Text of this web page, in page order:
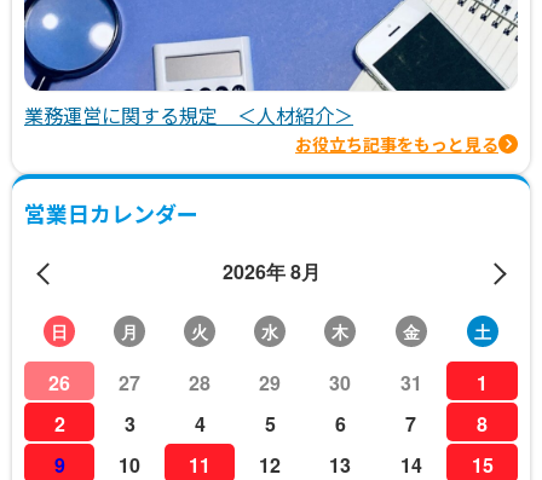
業務運営に関する規定 ＜人材紹介＞
お役立ち記事をもっと見る
営業日カレンダー
2026年 8月
日 月 火 水 木 金 土
26 27 28 29 30 31
1
2
3 4 5 6 7
8
9
10 11 12 13 14
15